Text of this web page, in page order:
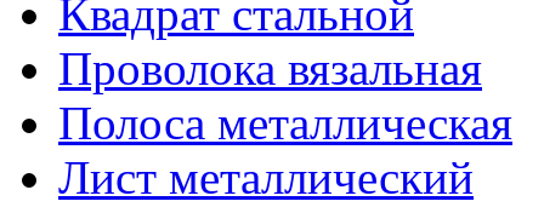
Квадрат стальной
Проволока вязальная
Полоса металлическая
Лист металлический